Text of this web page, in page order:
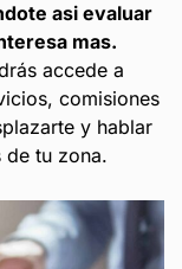
asi evaluar
mas.
accede a
comisiones
y hablar
de tu zona.